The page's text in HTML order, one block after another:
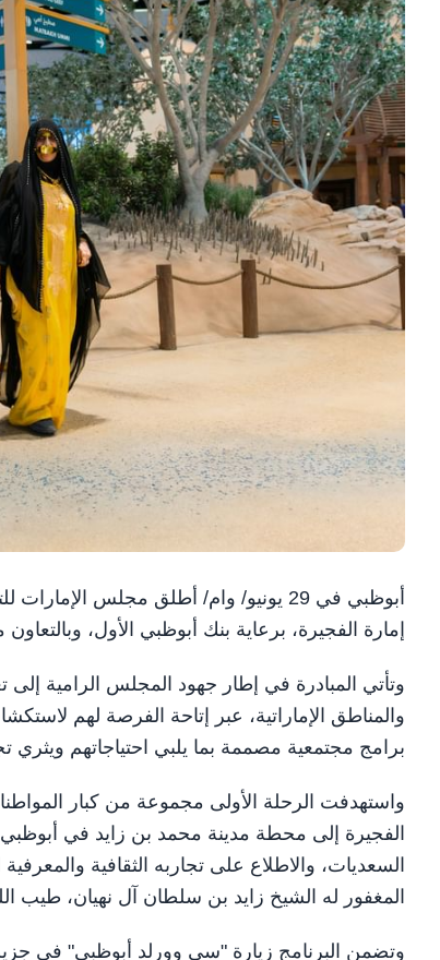
أبوظبي في 29 يونيو/ وام/ أطلق مجلس
إمارة الفجيرة، برعاية بنك أبوظبي الأول،
وتأتي المبادرة في إطار جهود المجلس الرامية إلى
والمناطق الإماراتية، عبر إتاحة الفرصة لهم
برامج مجتمعية مصممة بما يلبي احتياجاتهم ويثري
واستهدفت الرحلة الأولى مجموعة من كبار
الفجيرة إلى محطة مدينة محمد بن زايد في
السعديات، والاطلاع على تجاربه الثقافية
المغفور له الشيخ زايد بن سلطان آل نهيان، طيب
وتضمن البرنامج زيارة "سي وورلد أبوظبي" في